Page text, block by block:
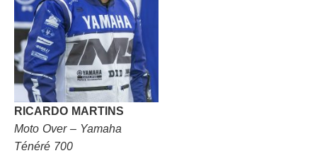
RICARDO MARTINS
Moto Over – Yamaha
Ténéré 700